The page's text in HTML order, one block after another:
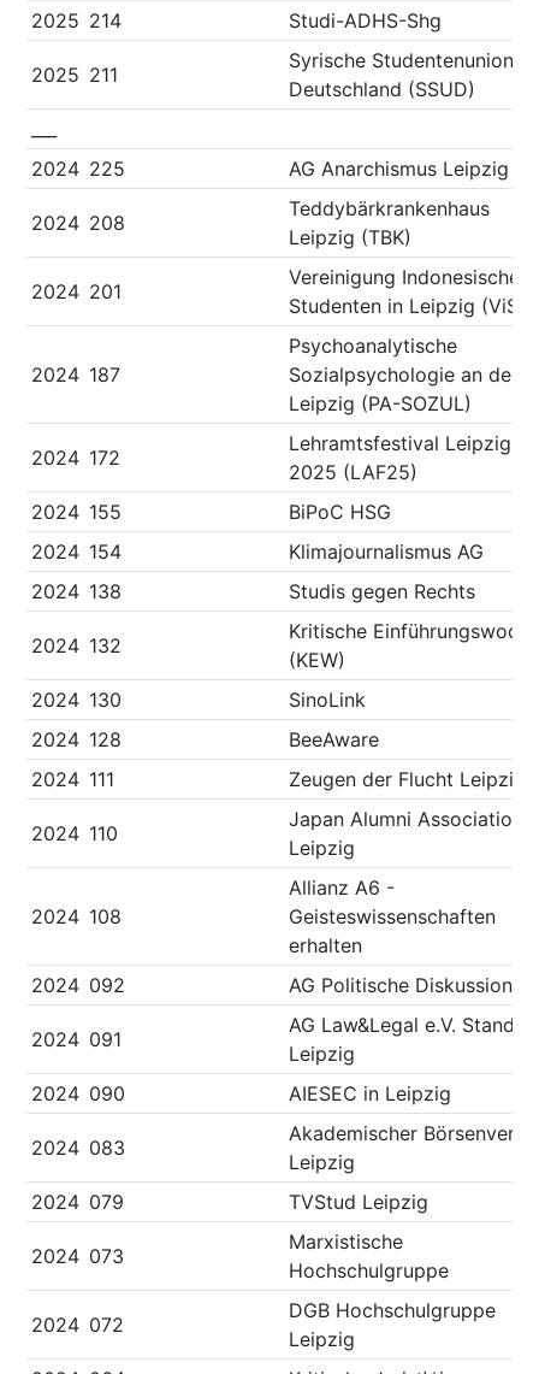
2025 214 Studi-ADHS-Shg
2025 211
Syrische Studentenunion in
Deutschland (SSUD)
2024 225 AG Anarchismus Leipzig
2024 208
Teddybärkrankenhaus
Leipzig (TBK)
2024 201
Vereinigung Indonesischer
Studenten in Leipzig (ViS)
2024 187
Psychoanalytische
Sozialpsychologie an der
Leipzig (PA-SOZUL)
2024 172
Lehramtsfestival Leipzig
2025 (LAF25)
2024 155
BiPoC HSG
2024 154
Klimajournalismus AG
2024 138 Studis gegen Rechts
2024 132
Kritische
(KEW)
2024 130
SinoLink
2024 128
BeeAware
2024 111 Zeugen der Flucht Leipzig
2024 110
Japan Alumni Association
Leipzig
2024 108
Allianz A6 -
Geisteswissenschaften
erhalten
2024 092 AG Politische Diskussion
2024 091
AG Law&Legal e.V.
Leipzig
2024 090 AIESEC in Leipzig
2024 083
Akademischer
Leipzig
2024 079 TVStud Leipzig
2024 073
Marxistische
Hochschulgruppe
2024 072
DGB Hochschulgruppe
Leipzig